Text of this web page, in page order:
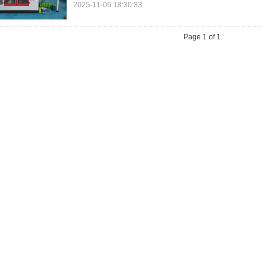
2025-11-06 18:30:33
Page 1 of 1